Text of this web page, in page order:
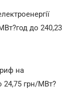
до 240,23
на
24,75 грн/МВт?